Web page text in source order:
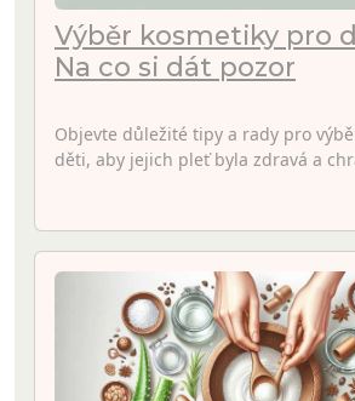
Výběr kosmetiky pro
Na co si dát pozor
Objevte důležité tipy a rady pro
děti, aby jejich pleť byla zdravá a